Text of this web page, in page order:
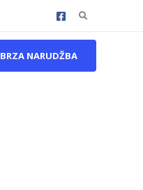
Search
for:
BRZA NARUDŽBA